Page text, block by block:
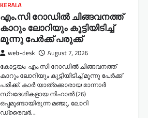
KERALA
എം.സി റോഡിൽ ചിങ്ങവനത്ത്
കാറും ലോറിയും കൂട്ടിയിടിച്ച്
മൂന്നു പേർക്ക് പരുക്ക്
web-desk August 7, 2026
കോട്ടയം: എം.സി റോഡിൽ ചിങ്ങവനത്ത്
കാറും ലോറിയും കൂട്ടിയിടിച്ച് മൂന്നു പേർക്ക്
പരിക്ക്. കാർ യാത്രക്കാരായ മാന്നാർ
സ്വദേശികളായ നിഹാൽ (26)
ഒപ്പമുണ്ടായിരുന്ന മഞ്ജു, ലോറി
ഡ്രൈവർ…